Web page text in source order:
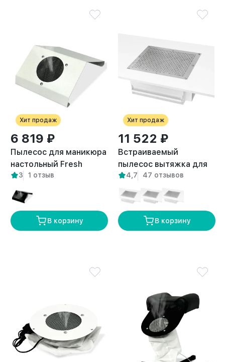
Хит продаж
6 819 ₽
Пылесос для маникюра
настольный Fresh
белый
3 1 отзыв
В корзину
Хит продаж
11 522 ₽
Встраиваемый
пылесос вытяжка для
маникюра Flow правый
выход
4,7 47 отзывов
В корзину